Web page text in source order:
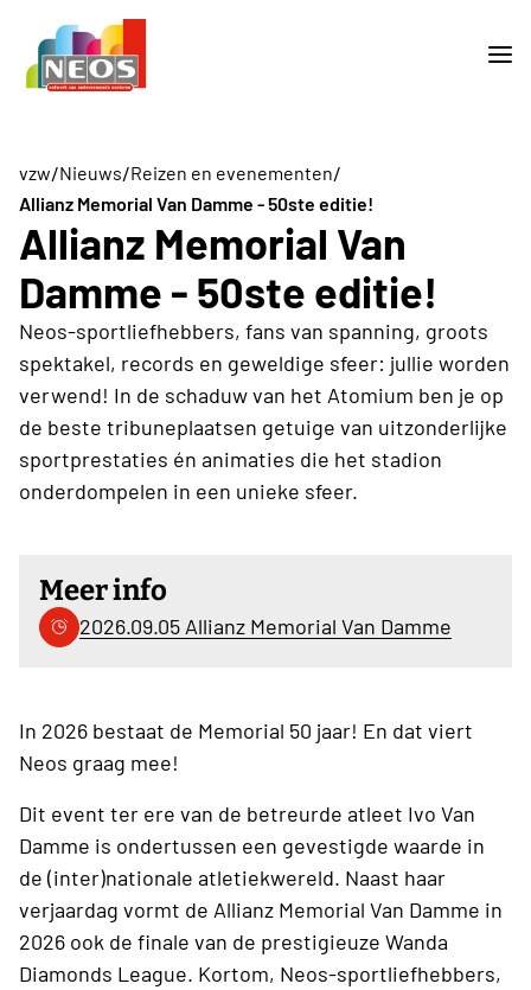
vzw/Nieuws/Reizen en evenementen/
Allianz Memorial Van Damme - 50ste editie!
Allianz Memorial Van
Damme - 50ste editie!
Neos-sportliefhebbers, fans van spanning, groots
spektakel, records en geweldige sfeer: jullie worden
verwend! In de schaduw van het Atomium ben je op
de beste tribuneplaatsen getuige van uitzonderlijke
sportprestaties én animaties die het stadion
onderdompelen in een unieke sfeer.
Meer info
2026.09.05 Allianz Memorial Van Damme
In 2026 bestaat de Memorial 50 jaar! En dat viert
Neos graag mee!
Dit event ter ere van de betreurde atleet Ivo Van
Damme is ondertussen een gevestigde waarde in
de (inter)nationale atletiekwereld. Naast haar
verjaardag vormt de Allianz Memorial Van Damme in
2026 ook de finale van de prestigieuze Wanda
Diamonds League. Kortom, Neos-sportliefhebbers,